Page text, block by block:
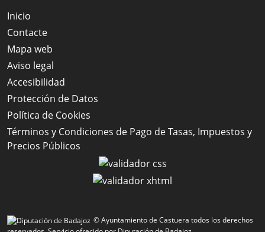
Inicio
Contacte
Mapa web
Aviso legal
Accesibilidad
Protección de Datos
Política de Cookies
Términos y Condiciones de Pago de Tasas, Impuestos y
Precios Públicos
© Ayuntamiento de Castuera todos los derechos